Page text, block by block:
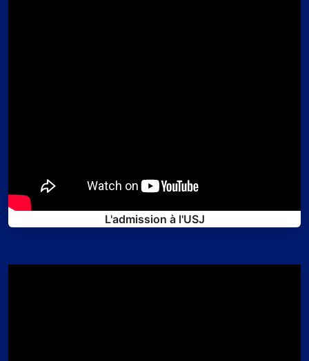
L'admission à l'USJ